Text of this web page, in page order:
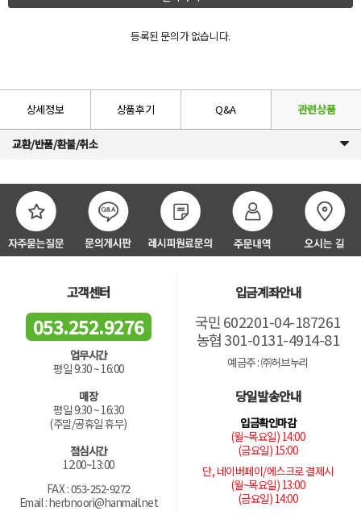
등록된 문의가 없습니다.
상세정보 상품후기 Q&A 관련상품
교환/반품/환불/취소
고객센터
053.252.9276
업무시간
평일 9:30 ~ 16:00
매장
평일 9:30 ~ 16:30
(주말/공휴일 휴무)
점심시간
12:00~13:00
FAX : 053-252-9272
Email : herbnoori@hanmail.net
입금계좌안내
국민 602201-04-187261
농협 301-0131-4914-81
예금주 : ㈜허브누리
당일발송안내
입금확인마감
(월~목요일) 14:00
(금요일) 15:00
단, 네이버페이/에스크로 결제시
(월~목요일) 13:00
(금요일) 14:00